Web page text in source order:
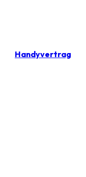
Handyvertrag